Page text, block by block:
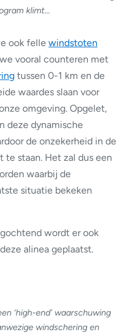
klimt…
ook felle windstoten
vooral counteren met
tussen 0-1 km en de
waardes slaan voor
omgeving. Opgelet,
deze dynamische
de onzekerheid in de
staan. Het zal dus een
waarbij de
situatie bekeken
wordt er ook
alinea geplaatst.
‘high-end’ waarschuwing
windschering en